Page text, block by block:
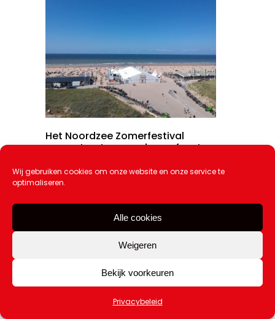
Wij gebruiken cookies om onze website en onze service te
optimaliseren.
Alle cookies
Weigeren
Bekijk voorkeuren
Privacybeleid
Het Noordzee Zomerfestival
presenteert negen dagen feest